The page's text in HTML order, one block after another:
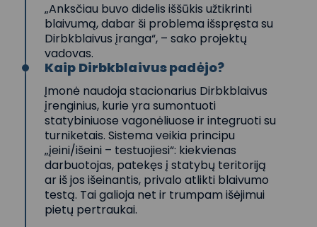
„Anksčiau buvo didelis iššūkis užtikrinti
blaivumą, dabar ši problema išspręsta su
Dirbkblaivus įranga“, – sako projektų
vadovas.
Kaip Dirbkblaivus padėjo?
Įmonė naudoja stacionarius Dirbkblaivus
įrenginius, kurie yra sumontuoti
statybiniuose vagonėliuose ir integruoti su
turniketais. Sistema veikia principu
„įeini/išeini – testuojiesi“: kiekvienas
darbuotojas, patekęs į statybų teritoriją
ar iš jos išeinantis, privalo atlikti blaivumo
testą. Tai galioja net ir trumpam išėjimui
pietų pertraukai.